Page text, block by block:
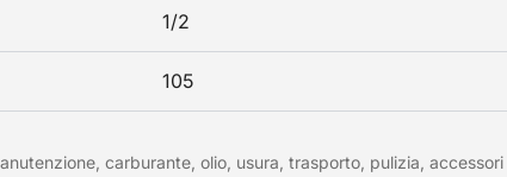
1/2
105
carburante, olio, usura, trasporto, pulizia, accessori